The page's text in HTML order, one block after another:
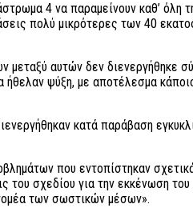
4 να παραμείνουν καθ’ όλη
πολύ μικρότερες των 40
αυτών δεν διενεργήθηκε
ψύξη, με αποτέλεσμα
κατά παράβαση
που εντοπίστηκαν
σχεδίου για την εκκένωση
των σωστικών μέσων».